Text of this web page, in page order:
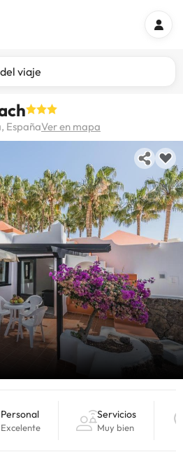
viaje
EspañaVer en mapa
Personal
Excelente
Servicios
Muy bien